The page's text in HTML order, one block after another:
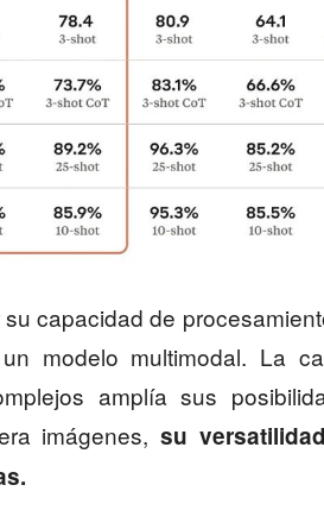
capacidad de
modelo multimodal. La
amplía sus
imágenes, su